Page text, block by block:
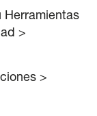
Herramientas
>
>